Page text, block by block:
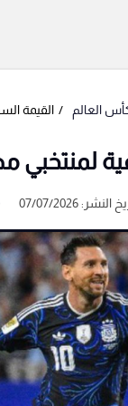
العالم القيمة
لمنتخبي
النشر: 07/07/2026